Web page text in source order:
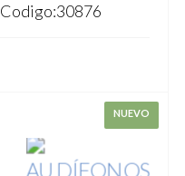
Codigo:30876